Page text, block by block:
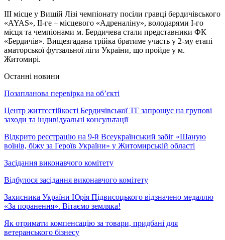
ІІІ місце у Вищій Лізі чемпіонату посіли гравці бердичівського
«AYAS», ІІ-ге – місцевого «Адреналіну», володарями І-го
місця та чемпіонами м. Бердичева стали представники ФК
«Бердичів». Вищезгадана трійка братиме участь у 2-му етапі
аматорської футзальної ліги України, що пройде у м.
Житомирі.
Останні новини
Позапланова перевірка на об’єкті
Центр життєстійкості Бердичівської ТГ запрошує на групові
заходи та індивідуальні консультації
Відкрито реєстрацію на 9-й Всеукраїнський забіг «Шаную
воїнів, біжу за Героїв України» у Житомирській області
Засідання виконавчого комітету
Відбулося засідання виконавчого комітету
Захисника України Юрія Підвисоцького відзначено медаллю
«За поранення». Вітаємо земляка!
Як отримати компенсацію за товари, придбані для
ветеранського бізнесу